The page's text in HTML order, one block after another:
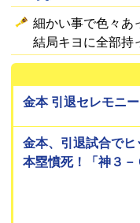
細かい事で色々あ
結局キヨに全部持
金本 引退セレモニ
金本、引退試合でヒ
本塁憤死！「神３－